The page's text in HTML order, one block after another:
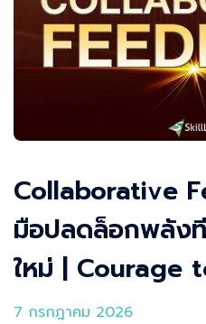
Collaborative
มือปลดล็อกพลัง
ใหม่ | Courage
7 กรกฎาคม 2026